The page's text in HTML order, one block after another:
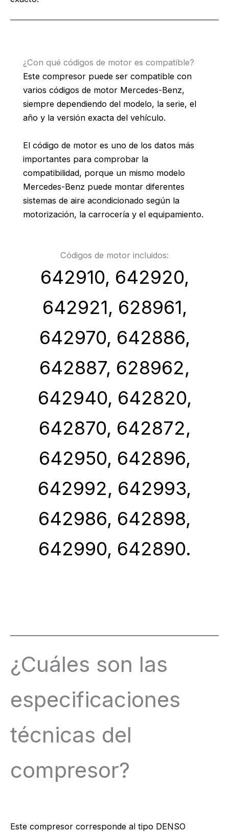
¿Con qué códigos de motor es compatible?
Este compresor puede ser compatible con
varios códigos de motor Mercedes-Benz,
siempre dependiendo del modelo, la serie, el
año y la versión exacta del vehículo.
El código de motor es uno de los datos más
importantes para comprobar la
compatibilidad, porque un mismo modelo
Mercedes-Benz puede montar diferentes
sistemas de aire acondicionado según la
motorización, la carrocería y el equipamiento.
Códigos de motor incluidos:
642910, 642920,
642921, 628961,
642970, 642886,
642887, 628962,
642940, 642820,
642870, 642872,
642950, 642896,
642992, 642993,
642986, 642898,
642990, 642890.
¿Cuáles son las
especificaciones
técnicas del
compresor?
Este compresor corresponde al tipo DENSO